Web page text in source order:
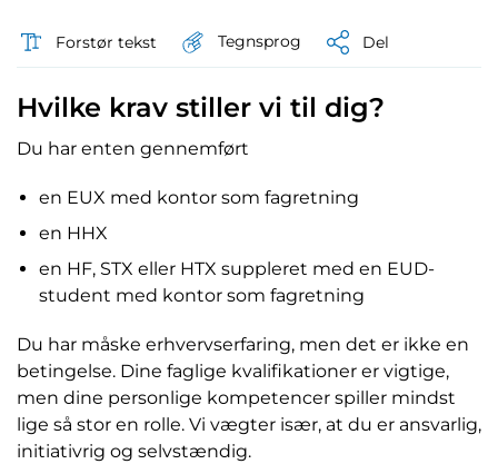
Forstør tekst Tegnsprog Del
Hvilke krav stiller vi til dig?
Du har enten gennemført
en EUX med kontor som fagretning
en HHX
en HF, STX eller HTX suppleret med en EUD-
student med kontor som fagretning
Du har måske erhvervserfaring, men det er ikke en
betingelse. Dine faglige kvalifikationer er vigtige,
men dine personlige kompetencer spiller mindst
lige så stor en rolle. Vi vægter især, at du er ansvarlig,
initiativrig og selvstændig.